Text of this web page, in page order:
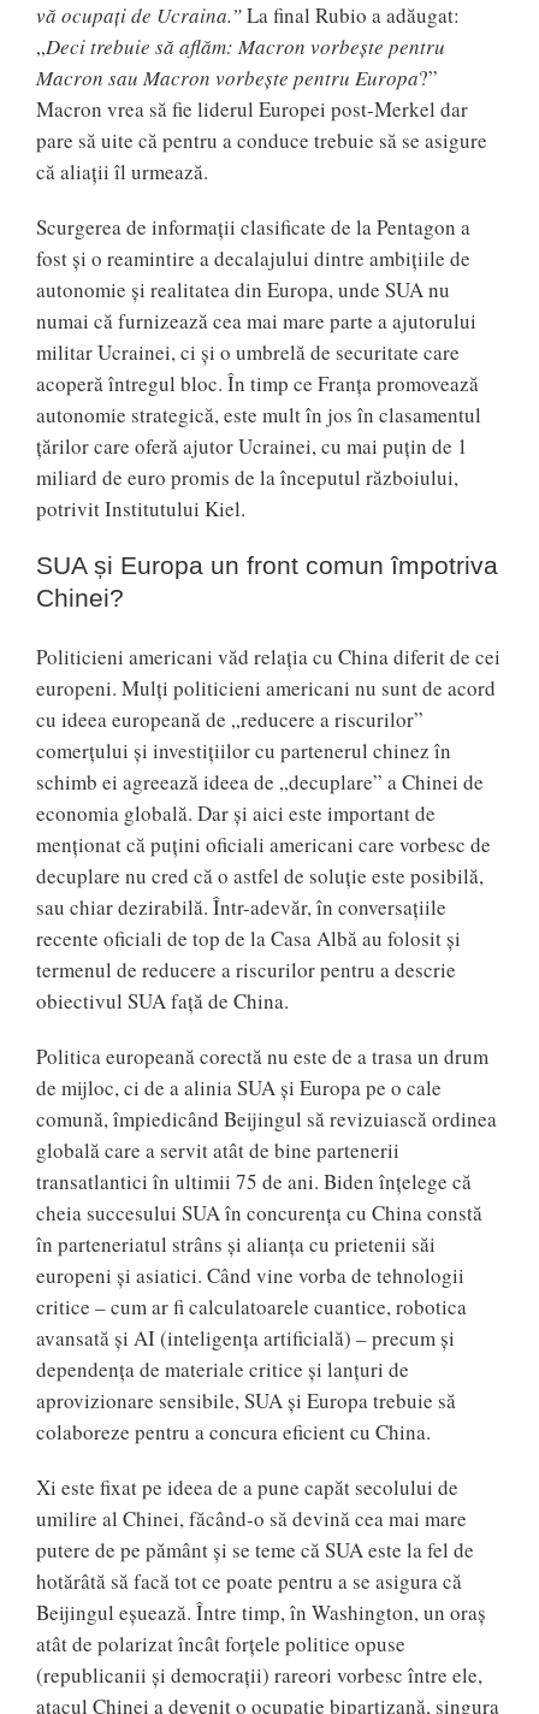
vă ocupați de Ucraina.”La final Rubio a adăugat:
„Deci trebuie să aflăm: Macron vorbește pentru
Macron sau Macron vorbește pentru Europa?”
Macron vrea să fie liderul Europei post-Merkel dar
pare să uite că pentru a conduce trebuie să se asigure
că aliații îl urmează.
Scurgerea de informații clasificate de la Pentagon a
fost și o reamintire a decalajului dintre ambițiile de
autonomie și realitatea din Europa, unde SUA nu
numai că furnizează cea mai mare parte a ajutorului
militar Ucrainei, ci și o umbrelă de securitate care
acoperă întregul bloc. În timp ce Franța promovează
autonomie strategică, este mult în jos în clasamentul
țărilor care oferă ajutor Ucrainei, cu mai puțin de 1
miliard de euro promis de la începutul războiului,
potrivit Institutului Kiel.
SUA și Europa un front comun împotriva
Chinei?
Politicieni americani văd relația cu China diferit de cei
europeni. Mulți politicieni americani nu sunt de acord
cu ideea europeană de „reducere a riscurilor”
comerțului și investițiilor cu partenerul chinez în
schimb ei agreează ideea de „decuplare” a Chinei de
economia globală. Dar și aici este important de
menționat că puțini oficiali americani care vorbesc de
decuplare nu cred că o astfel de soluție este posibilă,
sau chiar dezirabilă. Într-adevăr, în conversațiile
recente oficiali de top de la Casa Albă au folosit și
termenul de reducere a riscurilor pentru a descrie
obiectivul SUA față de China.
Politica europeană corectă nu este de a trasa un drum
de mijloc, ci de a alinia SUA și Europa pe o cale
comună, împiedicând Beijingul să revizuiască ordinea
globală care a servit atât de bine partenerii
transatlantici în ultimii 75 de ani. Biden înțelege că
cheia succesului SUA în concurența cu China constă
în parteneriatul strâns și alianța cu prietenii săi
europeni și asiatici. Când vine vorba de tehnologii
critice – cum ar fi calculatoarele cuantice, robotica
avansată și AI (inteligența artificială) – precum și
dependența de materiale critice și lanțuri de
aprovizionare sensibile, SUA și Europa trebuie să
colaboreze pentru a concura eficient cu China.
Xi este fixat pe ideea de a pune capăt secolului de
umilire al Chinei, făcând-o să devină cea mai mare
putere de pe pământ și se teme că SUA este la fel de
hotărâtă să facă tot ce poate pentru a se asigura că
Beijingul eșuează. Între timp, în Washington, un oraș
atât de polarizat încât forțele politice opuse
(republicanii și democrații) rareori vorbesc între ele,
atacul Chinei a devenit o ocupație bipartizană, singura